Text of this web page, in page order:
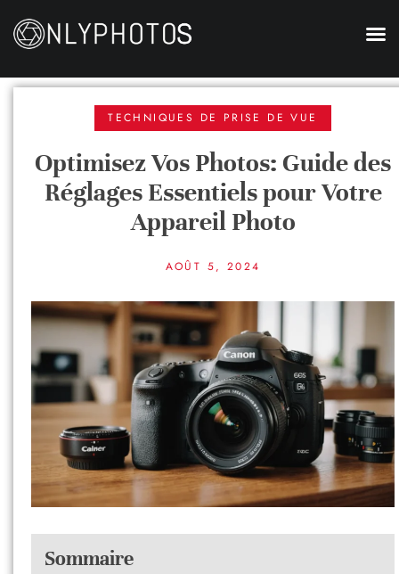
TECHNIQUES DE PRISE DE VUE
Optimisez Vos Photos: Guide des
Réglages Essentiels pour Votre
Appareil Photo
AOÛT 5, 2024
Sommaire